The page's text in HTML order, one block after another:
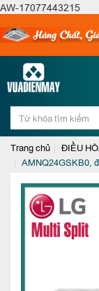
AW-17077443215
Trang chủ ĐIỀU
AMNQ24GSKB0,